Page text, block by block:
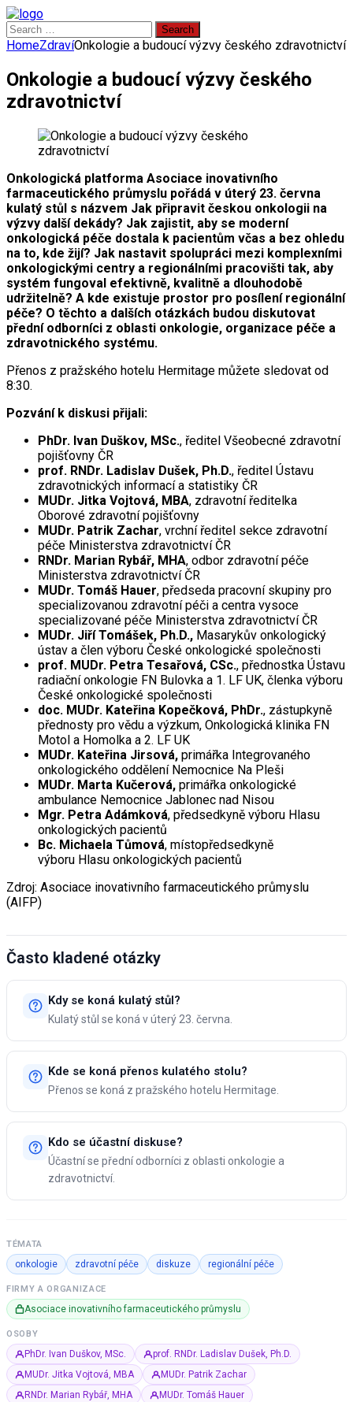
Search
for:
HomeZdravíOnkologie a budoucí výzvy českého zdravotnictví
Onkologie a budoucí výzvy českého
zdravotnictví
Onkologická platforma Asociace inovativního
farmaceutického průmyslu pořádá v úterý 23. června
kulatý stůl s názvem Jak připravit českou onkologii na
výzvy další dekády? Jak zajistit, aby se moderní
onkologická péče dostala k pacientům včas a bez ohledu
na to, kde žijí? Jak nastavit spolupráci mezi komplexními
onkologickými centry a regionálními pracovišti tak, aby
systém fungoval efektivně, kvalitně a dlouhodobě
udržitelně? A kde existuje prostor pro posílení regionální
péče? O těchto a dalších otázkách budou diskutovat
přední odborníci z oblasti onkologie, organizace péče a
zdravotnického systému.
Přenos z pražského hotelu Hermitage můžete sledovat od
8:30.
Pozvání k diskusi přijali:
PhDr. Ivan Duškov, MSc., ředitel Všeobecné zdravotní
pojišťovny ČR
prof. RNDr. Ladislav Dušek, Ph.D., ředitel Ústavu
zdravotnických informací a statistiky ČR
MUDr. Jitka Vojtová, MBA, zdravotní ředitelka
Oborové zdravotní pojišťovny
MUDr. Patrik Zachar, vrchní ředitel sekce zdravotní
péče Ministerstva zdravotnictví ČR
RNDr. Marian Rybář, MHA, odbor zdravotní péče
Ministerstva zdravotnictví ČR
MUDr. Tomáš Hauer, předseda pracovní skupiny pro
specializovanou zdravotní péči a centra vysoce
specializované péče Ministerstva zdravotnictví ČR
MUDr. Jiří Tomášek, Ph.D., Masarykův onkologický
ústav a člen výboru České onkologické společnosti
prof. MUDr. Petra Tesařová, CSc., přednostka Ústavu
radiační onkologie FN Bulovka a 1. LF UK, členka výboru
České onkologické společnosti
doc. MUDr. Kateřina Kopečková, PhDr., zástupkyně
přednosty pro vědu a výzkum, Onkologická klinika FN
Motol a Homolka a 2. LF UK
MUDr. Kateřina Jirsová, primářka Integrovaného
onkologického oddělení Nemocnice Na Pleši
MUDr. Marta Kučerová, primářka onkologické
ambulance Nemocnice Jablonec nad Nisou
Mgr. Petra Adámková, předsedkyně výboru Hlasu
onkologických pacientů
Bc. Michaela Tůmová, místopředsedkyně
výboru Hlasu onkologických pacientů
Zdroj: Asociace inovativního farmaceutického průmyslu
(AIFP)
Často kladené otázky
Kdy se koná kulatý stůl?
Kulatý stůl se koná v úterý 23. června.
Kde se koná přenos kulatého stolu?
Přenos se koná z pražského hotelu Hermitage.
Kdo se účastní diskuse?
Účastní se přední odborníci z oblasti onkologie a
zdravotnictví.
TÉMATA
onkologie zdravotní péče diskuze regionální péče
FIRMY A ORGANIZACE
Asociace inovativního farmaceutického průmyslu
OSOBY
PhDr. Ivan Duškov, MSc.
prof. RNDr. Ladislav Dušek, Ph.D.
MUDr. Jitka Vojtová, MBA
MUDr. Patrik Zachar
RNDr. Marian Rybář, MHA
MUDr. Tomáš Hauer